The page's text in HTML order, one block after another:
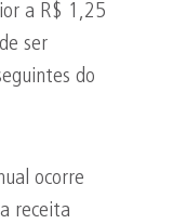
a R$ 1,25
ser
do
ocorre
receita